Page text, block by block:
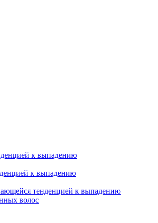
к выпадению
к выпадению
тенденцией к выпадению
волос